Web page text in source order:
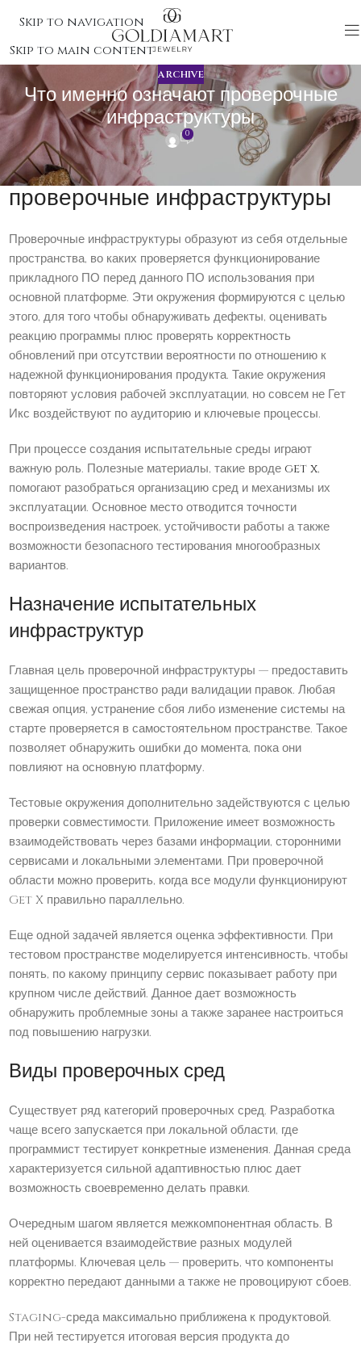
Skip to navigation
Skip to main content
ARCHIVE
Что именно означают проверочные
инфраструктуры
0
Что именно означают
проверочные инфраструктуры
Проверочные инфраструктуры образуют из себя отдельные
пространства, во каких проверяется функционирование
прикладного ПО перед данного ПО использования при
основной платформе. Эти окружения формируются с целью
этого, для того чтобы обнаруживать дефекты, оценивать
реакцию программы плюс проверять корректность
обновлений при отсутствии вероятности по отношению к
надежной функционирования продукта. Такие окружения
повторяют условия рабочей эксплуатации, но совсем не Гет
Икс воздействуют по аудиторию и ключевые процессы.
При процессе создания испытательные среды играют
важную роль. Полезные материалы, такие вроде get x,
помогают разобраться организацию сред и механизмы их
эксплуатации. Основное место отводится точности
воспроизведения настроек, устойчивости работы а также
возможности безопасного тестирования многообразных
вариантов.
Назначение испытательных
инфраструктур
Главная цель проверочной инфраструктуры — предоставить
защищенное пространство ради валидации правок. Любая
свежая опция, устранение сбоя либо изменение системы на
старте проверяется в самостоятельном пространстве. Такое
позволяет обнаружить ошибки до момента, пока они
повлияют на основную платформу.
Тестовые окружения дополнительно задействуются с целью
проверки совместимости. Приложение имеет возможность
взаимодействовать через базами информации, сторонними
сервисами и локальными элементами. При проверочной
области можно проверить, когда все модули функционируют
Get X правильно параллельно.
Еще одной задачей является оценка эффективности. При
тестовом пространстве моделируется интенсивность, чтобы
понять, по какому принципу сервис показывает работу при
крупном числе действий. Данное дает возможность
обнаружить проблемные зоны а также заранее настроиться
под повышению нагрузки.
Виды проверочных сред
Существует ряд категорий проверочных сред. Разработка
чаще всего запускается при локальной области, где
программист тестирует конкретные изменения. Данная среда
характеризуется сильной адаптивностью плюс дает
возможность своевременно делать правки.
Очередным шагом является межкомпонентная область. В
ней оценивается взаимодействие разных модулей
платформы. Ключевая цель — проверить, что компоненты
корректно передают данными а также не провоцируют сбоев.
Staging-среда максимально приближена к продуктовой.
При ней тестируется итоговая версия продукта до